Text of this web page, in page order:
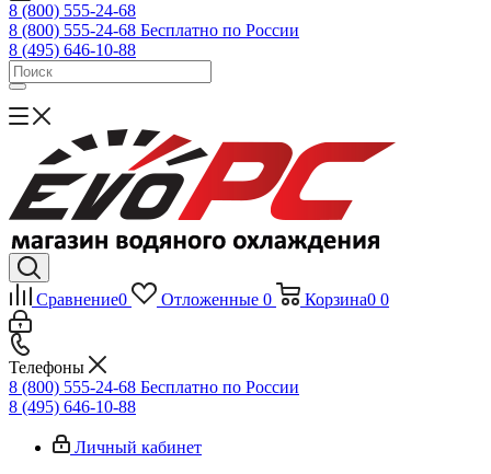
8 (800) 555-24-68
8 (800) 555-24-68 Бесплатно по России
8 (495) 646-10-88
Сравнение0 Отложенные 0 Корзина0 0
Телефоны
8 (800) 555-24-68 Бесплатно по России
8 (495) 646-10-88
Личный кабинет